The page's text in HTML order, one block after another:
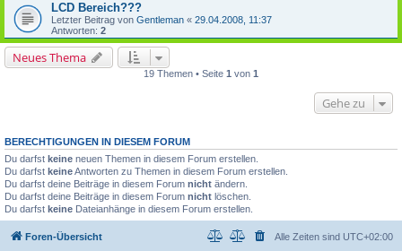
LCD Bereich???
Letzter Beitrag von Gentleman « 29.04.2008, 11:37
Antworten: 2
Neues Thema
19 Themen • Seite 1 von 1
Gehe zu
BERECHTIGUNGEN IN DIESEM FORUM
Du darfst keine neuen Themen in diesem Forum erstellen.
Du darfst keineAntworten zu Themen in diesem Forum erstellen.
Du darfst deine Beiträge in diesem Forum nicht ändern.
Du darfst deine Beiträge in diesem Forum nicht löschen.
Du darfst keine Dateianhänge in diesem Forum erstellen.
Foren-Übersicht Alle Zeiten sind UTC+02:00